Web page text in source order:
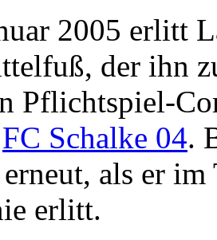
2005 erlitt
der ihn
Pflichtspiel-
FC Schalke 04.
als er
erlitt.